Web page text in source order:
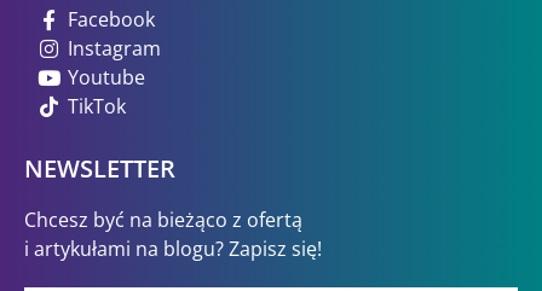
Facebook
Instagram
Youtube
TikTok
NEWSLETTER
Chcesz być na bieżąco z ofertą
i artykułami na blogu? Zapisz się!